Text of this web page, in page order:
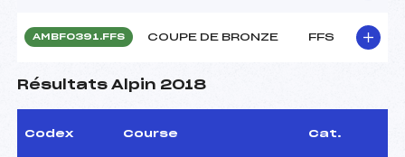
AMBF0391.FFS COUPE DE BRONZE FFS
Résultats Alpin 2018
Codex Course Cat.